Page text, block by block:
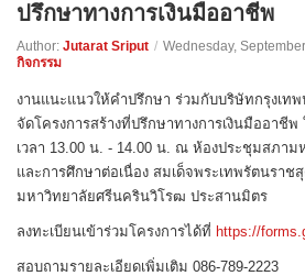
ปรึกษาทางการเงินมืออาชีพ
Author: Jutarat Sriput / Wednesday,
กิจกรรม
งานแนะแนวให้คำปรึกษา ร่วมกับบริษัทกรุงเท
จัดโครงการสร้างที่ปรึกษาทางการเงินมืออาชี
เวลา 13.00 น. - 14.00 น. ณ ห้องประชุมสภา
และการศึกษาต่อเนื่อง สมเด็จพระเทพรัตนราช
มหาวิทยาลัยศรีนครินวิโรฒ ประสานมิตร
ลงทะเบียนเข้าร่วมโครงการได้ที่ https://
สอบถามรายละเอียดเพิ่มเติม 086-789-2223